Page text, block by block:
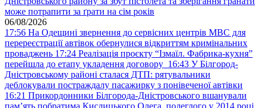
може потрапити за ґрати на сім років
06/08/2026
17:56 На Одещині звернення до сервісних центрів МВС для
перереєстрації автівок обернулися відкриттям кримінальних
проваджень 17:24 Реалізація проєкту “Ізмаїл. Фабрика-кухня”
перейшла до етапу укладення договору 16:43 У Білгород-
Дністровському районі сталася ДТП: рятувальники
деблокували постраждалу пасажирку з понівеченої автівки
16:21 Прикордонники Білгорода-Дністровського вшанували
пам’ять побратима Кислицького Олега, полеглого у 2014 році